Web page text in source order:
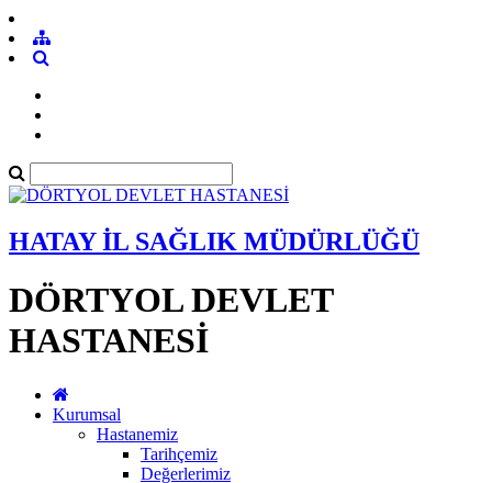
HATAY İL SAĞLIK MÜDÜRLÜĞÜ
DÖRTYOL DEVLET
HASTANESİ
Kurumsal
Hastanemiz
Tarihçemiz
Değerlerimiz